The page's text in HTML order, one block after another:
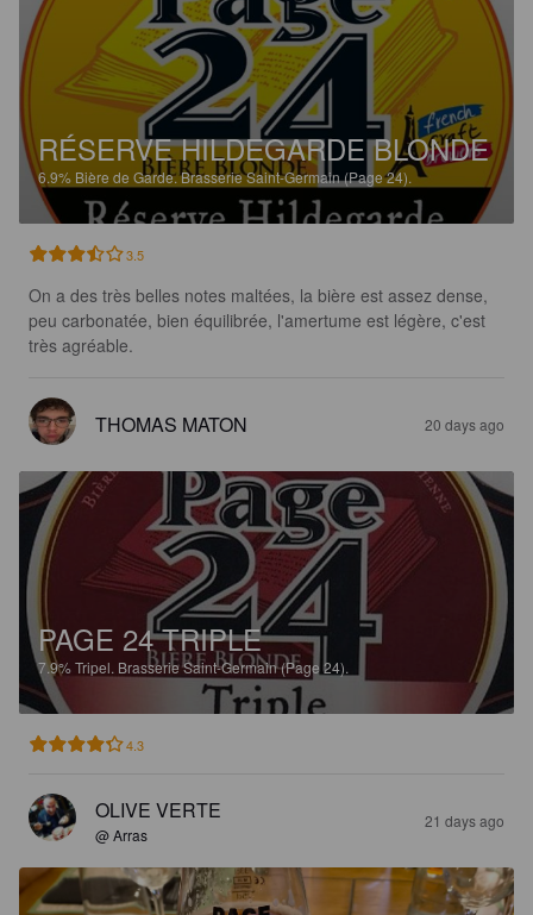
RÉSERVE HILDEGARDE BLONDE
6.9% Bière de Garde.Brasserie Saint-Germain (Page 24).
3.5
On a des très belles notes maltées, la bière est assez dense,
peu carbonatée, bien équilibrée, l'amertume est légère, c'est
très agréable.
THOMAS MATON 20 days ago
PAGE 24 TRIPLE
7.9%Tripel. Brasserie Saint-Germain (Page 24).
4.3
OLIVE VERTE
@ Arras
21 days ago